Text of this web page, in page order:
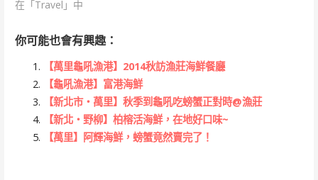
在「Travel」中
你可能也會有興趣：
【萬里龜吼漁港】2014秋訪漁莊海鮮餐廳
【龜吼漁港】富港海鮮
【新北市‧萬里】秋季到龜吼吃螃蟹正對時@漁莊
【新北‧野柳】柏榕活海鮮，在地好口味~
【萬里】阿輝海鮮，螃蟹竟然賣完了！